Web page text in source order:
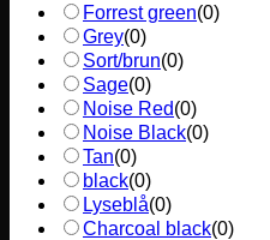
Forrest green(0)
Grey(0)
Sort/brun(0)
Sage(0)
Noise Red(0)
Noise Black(0)
Tan(0)
black(0)
Lyseblå(0)
Charcoal black(0)